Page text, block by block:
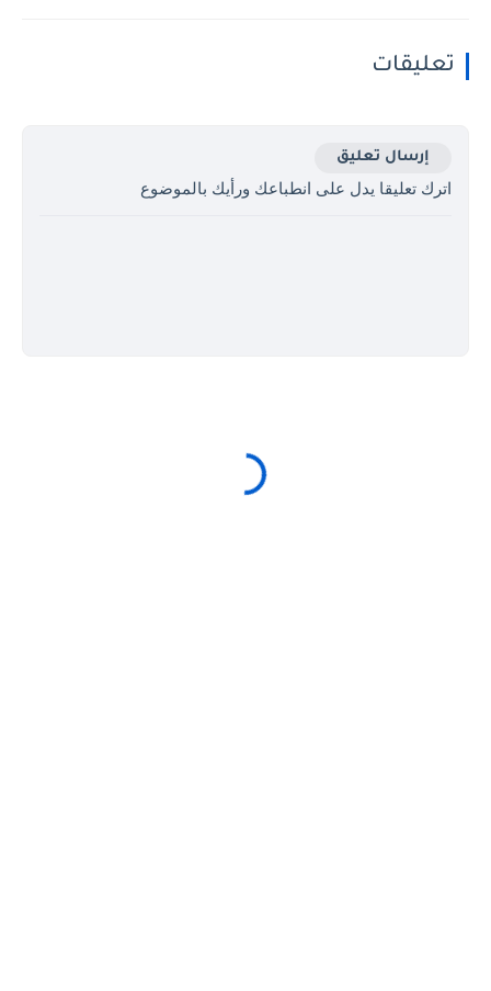
تعليقات
إرسال تعليق
اترك تعليقا يدل على انطباعك ورأيك بالموضوع